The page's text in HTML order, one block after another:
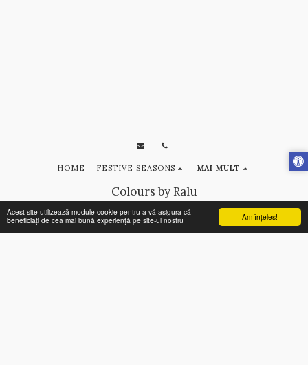
Am înţeles!
Acest site utilizează module cookie pentru a vă asigura că
beneficiați de cea mai bună experiență pe site-ul nostru
Colours by Ralu
Terms|Privacy
HOME FESTIVE SEASONS MAI MULT